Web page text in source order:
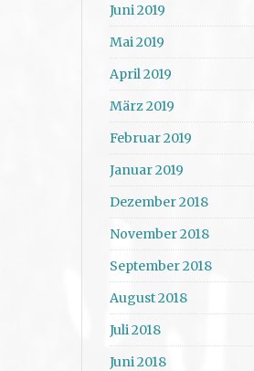
Juni 2019
Mai 2019
April 2019
März 2019
Februar 2019
Januar 2019
Dezember 2018
November 2018
September 2018
August 2018
Juli 2018
Juni 2018